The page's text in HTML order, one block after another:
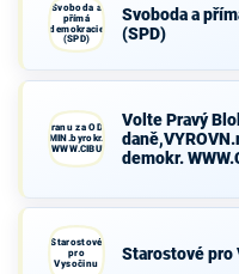
Svoboda a
přímá
demokracie
(SPD)
Svoboda a
(SPD)
Blok-stranu za ODVOLAT.polit.,NÍZKÉ
demokr. WWW.CIBULKA.NET
Volte Pravý
demokr.
Starostové
pro
Vysočinu
Starostové pro